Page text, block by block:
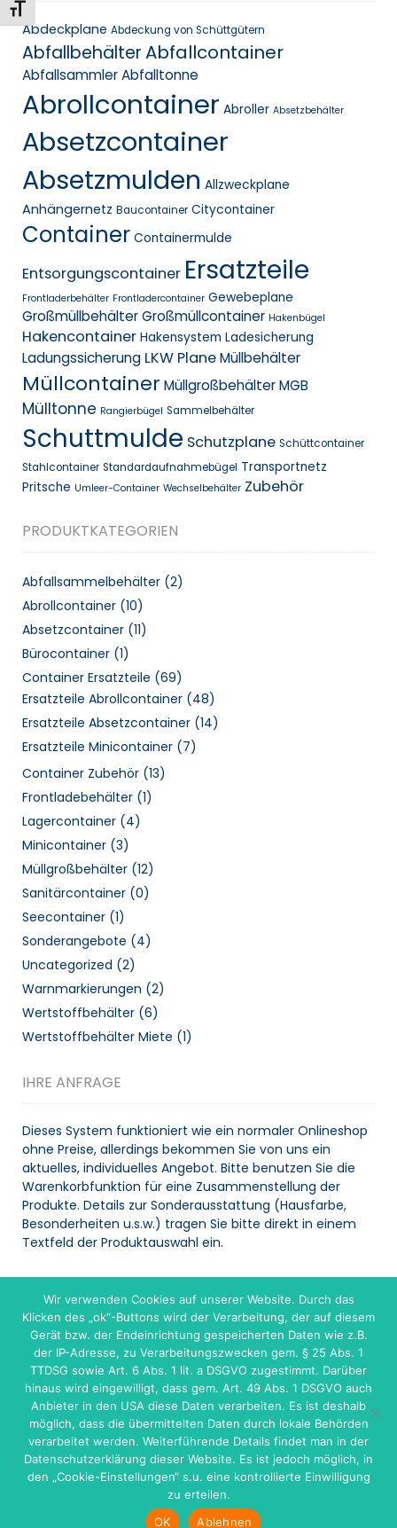
Toggle Font size
Abdeckplane Abdeckung von Schüttgütern
AbfallbehälterAbfallcontainer
AbfallsammlerAbfalltonne
Abrollcontainer Abroller Absetzbehälter
Absetzcontainer
Absetzmulden Allzweckplane
Anhängernetz Baucontainer Citycontainer
Container Containermulde
Entsorgungscontainer Ersatzteile
Frontladerbehälter Frontladercontainer Gewebeplane
GroßmüllbehälterGroßmüllcontainer Hakenbügel
Hakencontainer Hakensystem Ladesicherung
Ladungssicherung LKW PlaneMüllbehälter
Müllcontainer Müllgroßbehälter MGB
Mülltonne Rangierbügel Sammelbehälter
Schuttmulde Schutzplane Schüttcontainer
Stahlcontainer Standardaufnahmebügel Transportnetz
Pritsche Umleer-Container Wechselbehälter Zubehör
PRODUKTKATEGORIEN
Abfallsammelbehälter (2)
Abrollcontainer (10)
Absetzcontainer (11)
Bürocontainer (1)
Container Ersatzteile (69)
Ersatzteile Abrollcontainer (48)
Ersatzteile Absetzcontainer (14)
Ersatzteile Minicontainer (7)
Container Zubehör (13)
Frontladebehälter (1)
Lagercontainer (4)
Minicontainer (3)
Müllgroßbehälter (12)
Sanitärcontainer (0)
Seecontainer (1)
Sonderangebote (4)
Uncategorized (2)
Warnmarkierungen (2)
Wertstoffbehälter (6)
Wertstoffbehälter Miete (1)
IHRE ANFRAGE
Dieses System funktioniert wie ein normaler Onlineshop
ohne Preise, allerdings bekommen Sie von uns ein
aktuelles, individuelles Angebot. Bitte benutzen Sie die
Warenkorbfunktion für eine Zusammenstellung der
Produkte. Details zur Sonderausstattung (Hausfarbe,
Besonderheiten u.s.w.) tragen Sie bitte direkt in einem
Textfeld der Produktauswahl ein.
WARENKORB
Es befinden sich keine Produkte im Warenkorb.
onlineprojekt.de
COOKIE-RICHTLINIE (EU)
KONTAKT
Wir verwenden Cookies auf unserer Website. Durch das
Klicken des „ok“-Buttons wird der Verarbeitung, der auf diesem
Gerät bzw. der Endeinrichtung gespeicherten Daten wie z.B.
der IP-Adresse, zu Verarbeitungszwecken gem. § 25 Abs. 1
TTDSG sowie Art. 6 Abs. 1 lit. a DSGVO zugestimmt. Darüber
hinaus wird eingewilligt, dass gem. Art. 49 Abs. 1 DSGVO auch
Anbieter in den USA diese Daten verarbeiten. Es ist deshalb
möglich, dass die übermittelten Daten durch lokale Behörden
verarbeitet werden. Weiterführende Details findet man in der
Datenschutzerklärung dieser Website. Es ist jedoch möglich, in
den „Cookie-Einstellungen“ s.u. eine kontrollierte Einwilligung
zu erteilen.
OK
Ablehnen